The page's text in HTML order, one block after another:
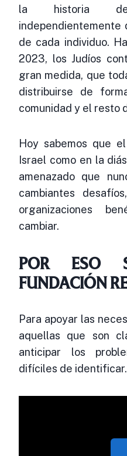
la historia
independientemente
de cada individuo.
2023, los Judíos
gran medida, que
distribuirse de
comunidad y el resto
Hoy sabemos que
Israel como en la
amenazado que
cambiantes
organizaciones
cambiar.
POR ESO
FUNDACIÓN
Para apoyar las
aquellas que son
anticipar los
difíciles de identificar.